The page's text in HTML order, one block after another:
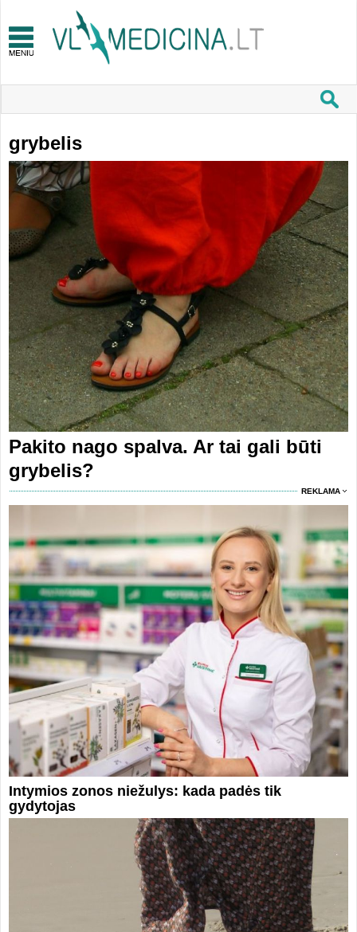
grybelis
Pakito nago spalva. Ar tai gali būti
grybelis?
REKLAMA
Intymios zonos niežulys: kada padės tik
gydytojas